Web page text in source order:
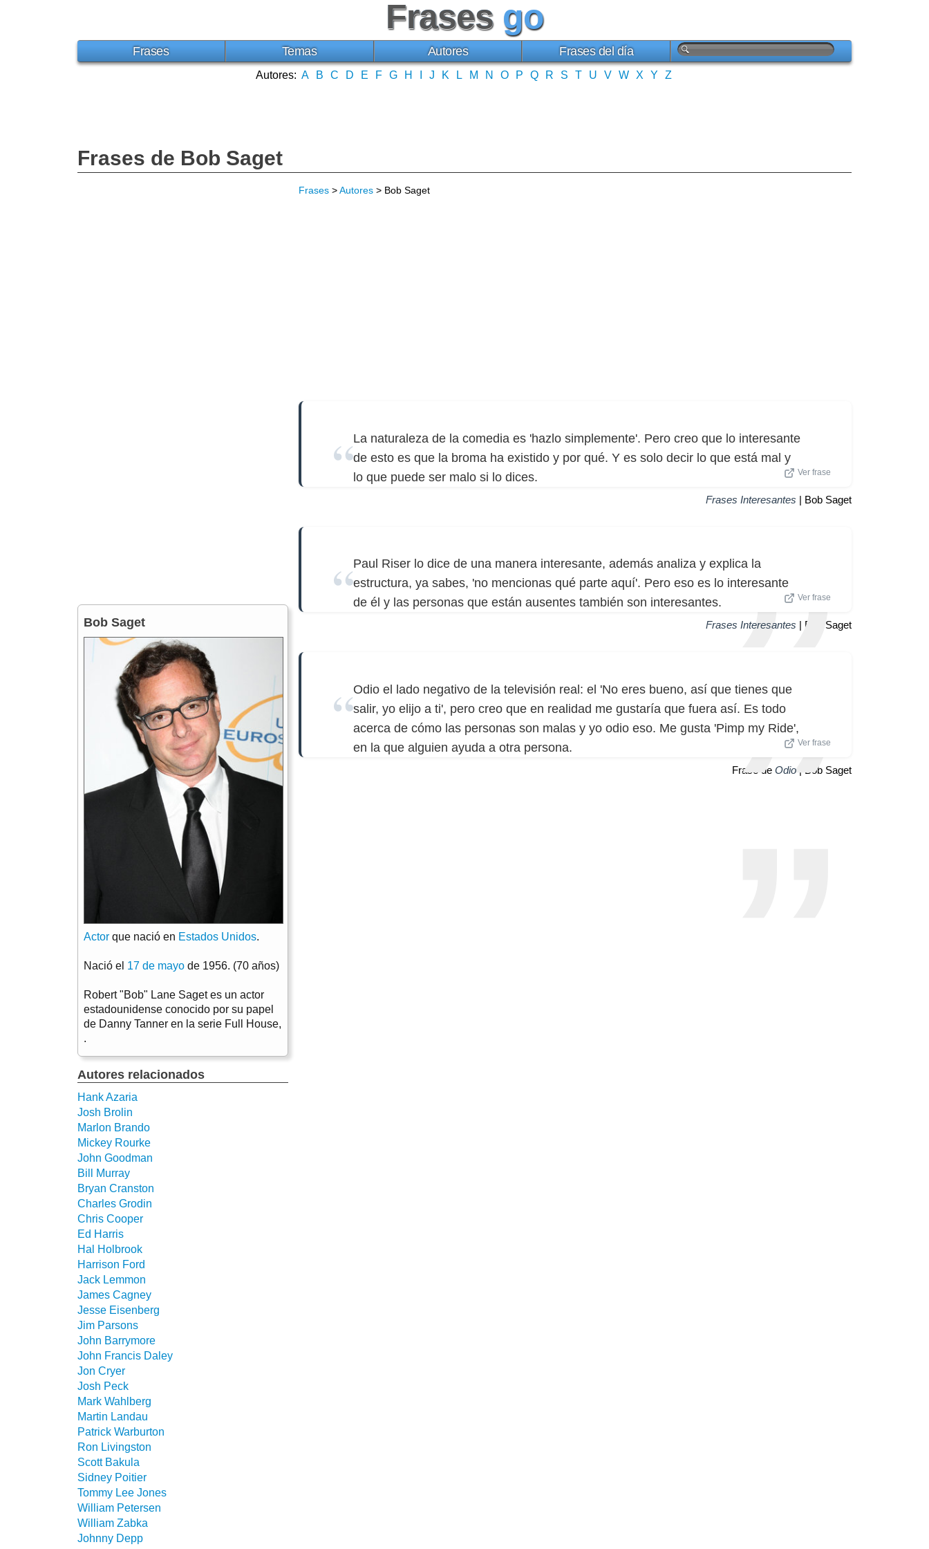
Frases go
Frases Temas Autores Frases del día
Autores: A B C D E F G H J K L M N O P Q R S T U V W X Y Z
Frases de Bob Saget
Frases >Autores > Bob Saget
La naturaleza de la comedia es 'hazlo simplemente'. Pero creo que lo interesante
de esto es que la broma ha existido y por qué. Y es solo decir lo que está mal y
lo que puede ser malo si lo dices.
Ver frase
Frases Interesantes | Bob Saget
Paul Riser lo dice de una manera interesante, además analiza y explica la
estructura, ya sabes, 'no mencionas qué parte aquí'. Pero eso es lo interesante
de él y las personas que están ausentes también son interesantes.
Ver frase
Frases Interesantes | Bob Saget
Odio el lado negativo de la televisión real: el 'No eres bueno, así que tienes que
salir, yo elijo a ti', pero creo que en realidad me gustaría que fuera así. Es todo
acerca de cómo las personas son malas y yo odio eso. Me gusta 'Pimp my Ride',
en la que alguien ayuda a otra persona.
Ver frase
Frase de Odio | Bob Saget
Bob Saget
Actor que nació en Estados Unidos.
Nació el 17 de mayo de 1956. (70 años)
Robert "Bob" Lane Saget es un actor
estadounidense conocido por su papel
de Danny Tanner en la serie Full House,
.
Autores relacionados
Hank Azaria
Josh Brolin
Marlon Brando
Mickey Rourke
John Goodman
Bill Murray
Bryan Cranston
Charles Grodin
Chris Cooper
Ed Harris
Hal Holbrook
Harrison Ford
Jack Lemmon
James Cagney
Jesse Eisenberg
Jim Parsons
John Barrymore
John Francis Daley
Jon Cryer
Josh Peck
Mark Wahlberg
Martin Landau
Patrick Warburton
Ron Livingston
Scott Bakula
Sidney Poitier
Tommy Lee Jones
William Petersen
William Zabka
Johnny Depp